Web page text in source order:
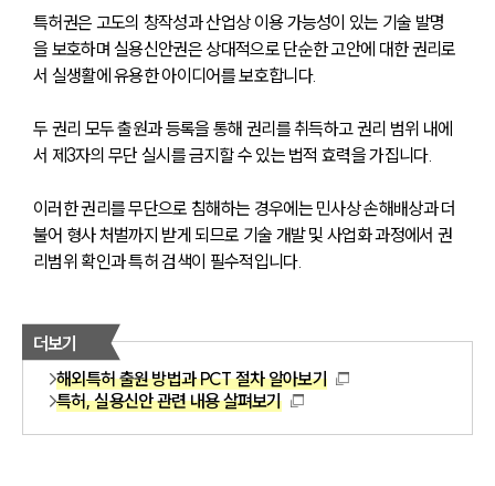
특허권은 고도의 창작성과 산업상 이용 가능성이 있는 기술 발명
을 보호하며 실용신안권은 상대적으로 단순한 고안에 대한 권리로
서 실생활에 유용한 아이디어를 보호합니다.
두 권리 모두 출원과 등록을 통해 권리를 취득하고 권리 범위 내에
서 제3자의 무단 실시를 금지할 수 있는 법적 효력을 가집니다.
이러한 권리를 무단으로 침해하는 경우에는 민사상 손해배상과 더
불어 형사 처벌까지 받게 되므로 기술 개발 및 사업화 과정에서 권
리범위 확인과 특허 검색이 필수적입니다.
더보기
해외특허 출원 방법과 PCT 절차 알아보기
특허, 실용신안 관련 내용 살펴보기